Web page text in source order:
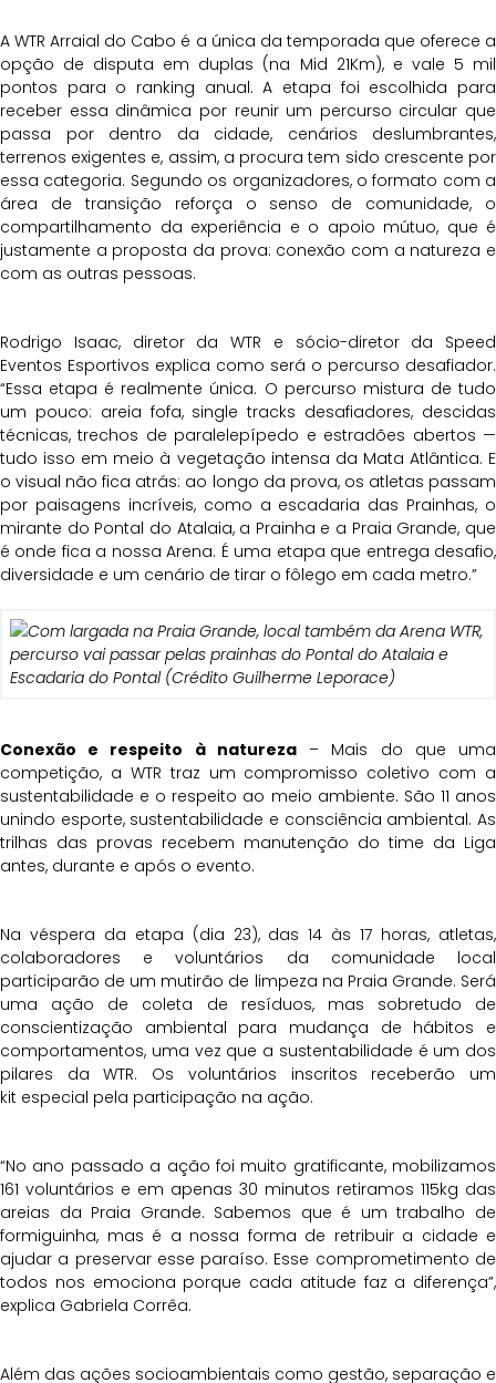
A WTR Arraial do Cabo é a única da temporada que oferece a
opção de disputa em duplas (na Mid 21Km), e vale 5 mil
pontos para o ranking anual. A etapa foi escolhida para
receber essa dinâmica por reunir um percurso circular que
passa por dentro da cidade, cenários deslumbrantes,
terrenos exigentes e, assim, a procura tem sido crescente por
essa categoria. Segundo os organizadores, o formato com a
área de transição reforça o senso de comunidade, o
compartilhamento da experiência e o apoio mútuo, que é
justamente a proposta da prova: conexão com a natureza e
com as outras pessoas.
Rodrigo Isaac, diretor da WTR e sócio-diretor da Speed
Eventos Esportivos explica como será o percurso desafiador.
“Essa etapa é realmente única. O percurso mistura de tudo
um pouco: areia fofa, single tracks desafiadores, descidas
técnicas, trechos de paralelepípedo e estradões abertos —
tudo isso em meio à vegetação intensa da Mata Atlântica. E
o visual não fica atrás: ao longo da prova, os atletas passam
por paisagens incríveis, como a escadaria das Prainhas, o
mirante do Pontal do Atalaia, a Prainha e a Praia Grande, que
é onde fica a nossa Arena. É uma etapa que entrega desafio,
diversidade e um cenário de tirar o fôlego em cada metro.”
Com largada na Praia Grande, local também da Arena WTR,
percurso vai passar pelas prainhas do Pontal do Atalaia e
Escadaria do Pontal (Crédito Guilherme Leporace)
Conexão e respeito à natureza– Mais do que uma
competição, a WTR traz um compromisso coletivo com a
sustentabilidade e o respeito ao meio ambiente. São 11 anos
unindo esporte, sustentabilidade e consciência ambiental. As
trilhas das provas recebem manutenção do time da Liga
antes, durante e após o evento.
Na véspera da etapa (dia 23), das 14 às 17 horas, atletas,
colaboradores e voluntários da comunidade local
participarão de um mutirão de limpeza na Praia Grande. Será
uma ação de coleta de resíduos, mas sobretudo de
conscientização ambiental para mudança de hábitos e
comportamentos, uma vez que a sustentabilidade é um dos
pilares da WTR. Os voluntários inscritos receberão um
kit especial pela participação na ação.
“No ano passado a ação foi muito gratificante, mobilizamos
161 voluntários e em apenas 30 minutos retiramos 115kg das
areias da Praia Grande. Sabemos que é um trabalho de
formiguinha, mas é a nossa forma de retribuir a cidade e
ajudar a preservar esse paraíso. Esse comprometimento de
todos nos emociona porque cada atitude faz a diferença”,
explica Gabriela Corrêa.
Além das ações socioambientais como gestão, separação e